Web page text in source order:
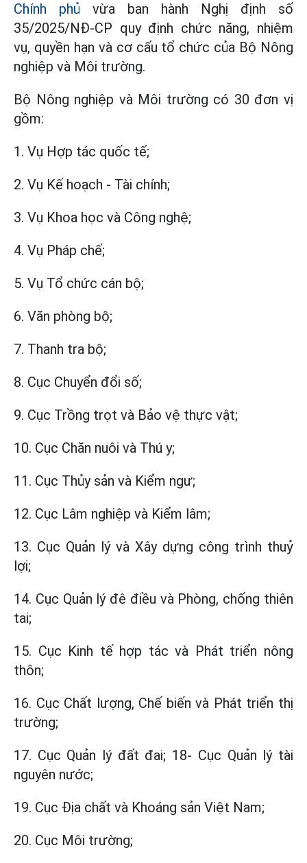
Chính phủ vừa ban hành Nghị định số
35/2025/NĐ-CP quy định chức năng, nhiệm
vụ, quyền hạn và cơ cấu tổ chức của Bộ Nông
nghiệp và Môi trường.
Bộ Nông nghiệp và Môi trường có 30 đơn vị
gồm:
1. Vụ Hợp tác quốc tế;
2. Vụ Kế hoạch - Tài chính;
3. Vụ Khoa học và Công nghệ;
4. Vụ Pháp chế;
5. Vụ Tổ chức cán bộ;
6. Văn phòng bộ;
7. Thanh tra bộ;
8. Cục Chuyển đổi số;
9. Cục Trồng trọt và Bảo vệ thực vật;
10. Cục Chăn nuôi và Thú y;
11. Cục Thủy sản và Kiểm ngư;
12. Cục Lâm nghiệp và Kiểm lâm;
13. Cục Quản lý và Xây dựng công trình thuỷ
lợi;
14. Cục Quản lý đê điều và Phòng, chống thiên
tai;
15. Cục Kinh tế hợp tác và Phát triển nông
thôn;
16. Cục Chất lượng, Chế biến và Phát triển thị
trường;
17. Cục Quản lý đất đai; 18- Cục Quản lý tài
nguyên nước;
19. Cục Địa chất và Khoáng sản Việt Nam;
20. Cục Môi trường;